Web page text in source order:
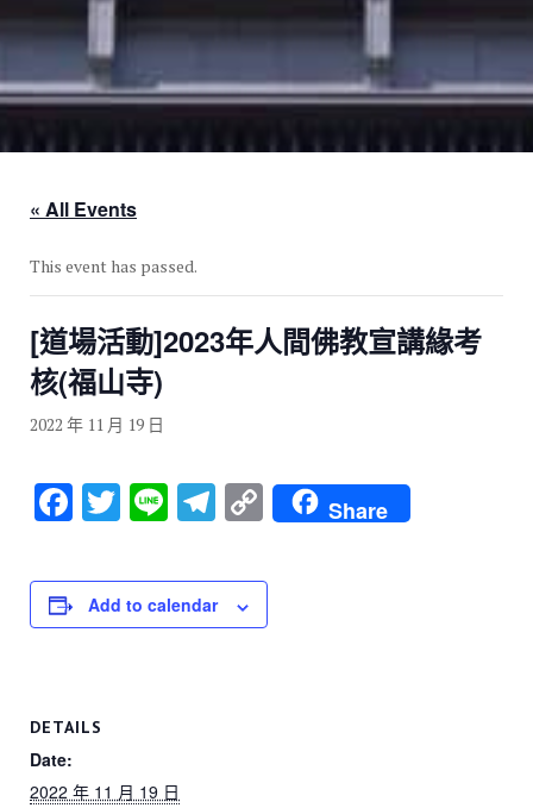
« All Events
This event has passed.
[道場活動]2023年人間佛教宣講緣考
核(福山寺)
2022 年 11 月 19 日
F
c
e
o
k
T
tt
er
Li
e
T
e
gr
C
o
p
y
Share
Add to calendar
DETAILS
Date:
2022 年 11 月 19 日